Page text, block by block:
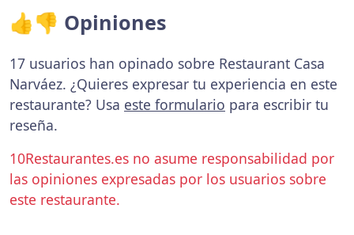
👍👎 Opiniones
17 usuarios han opinado sobre Restaurant Casa
Narváez. ¿Quieres expresar tu experiencia en este
restaurante? Usa este formulario para escribir tu
reseña.
10Restaurantes.es no asume responsabilidad por
las opiniones expresadas por los usuarios sobre
este restaurante.